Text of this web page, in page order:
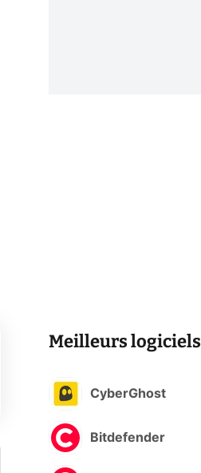
Meilleurs logiciels
CyberGhost
Bitdefender